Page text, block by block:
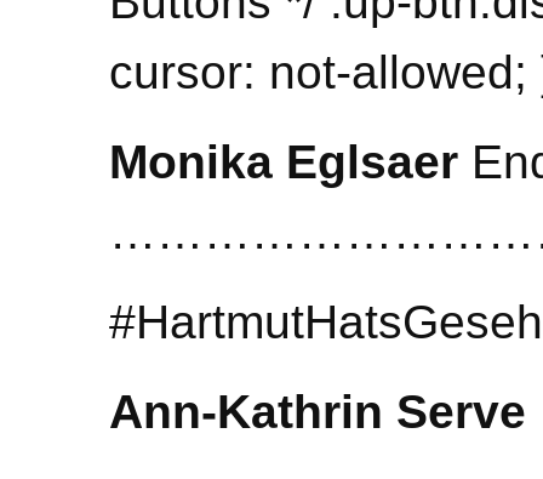
cursor: not-allowed;
Monika Eglsaer
Ann-Kathrin Serve